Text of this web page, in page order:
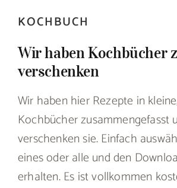
KOCHBUCH
Wir haben Kochbücher
verschenken
Wir haben hier Rezepte in
Kochbücher zusammengefasst
verschenken sie. Einfach
eines oder alle und den
erhalten. Es ist vollkommen